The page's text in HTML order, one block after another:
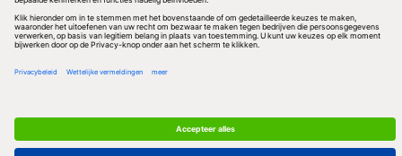
Redactionele partner
Algemene Voorwaarden & Copyrights